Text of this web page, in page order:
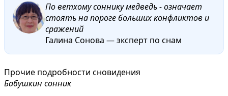
По ветхому соннику медведь - означает
стоять на пороге больших конфликтов и
сражений
Галина Сонова — эксперт по снам
Прочие подробности сновидения
Бабушкин сонник